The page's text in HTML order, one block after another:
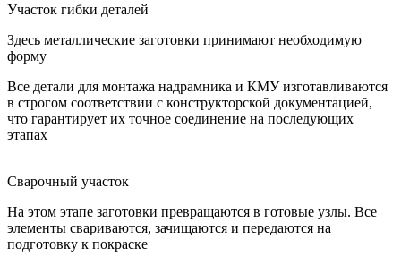
Участок гибки деталей
Здесь металлические заготовки принимают необходимую
форму
Все детали для монтажа надрамника и КМУ изготавливаются
в строгом соответствии с конструкторской документацией,
что гарантирует их точное соединение на последующих
этапах
Сварочный участок
На этом этапе заготовки превращаются в готовые узлы. Все
элементы свариваются, зачищаются и передаются на
подготовку к покраске